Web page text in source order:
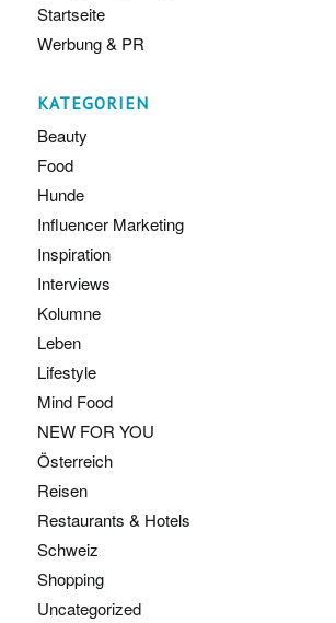
Startseite
Werbung & PR
KATEGORIEN
Beauty
Food
Hunde
Influencer Marketing
Inspiration
Interviews
Kolumne
Leben
Lifestyle
Mind Food
NEW FOR YOU
Österreich
Reisen
Restaurants & Hotels
Schweiz
Shopping
Uncategorized